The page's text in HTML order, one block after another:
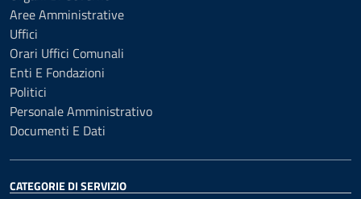
Aree Amministrative
Uffici
Orari Uffici Comunali
Enti E Fondazioni
Politici
Personale Amministrativo
Documenti E Dati
CATEGORIE DI SERVIZIO